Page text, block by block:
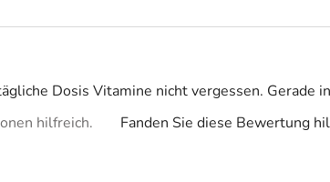
Dosis Vitamine nicht vergessen. Gerade
hilfreich. Fanden Sie diese Bewertung